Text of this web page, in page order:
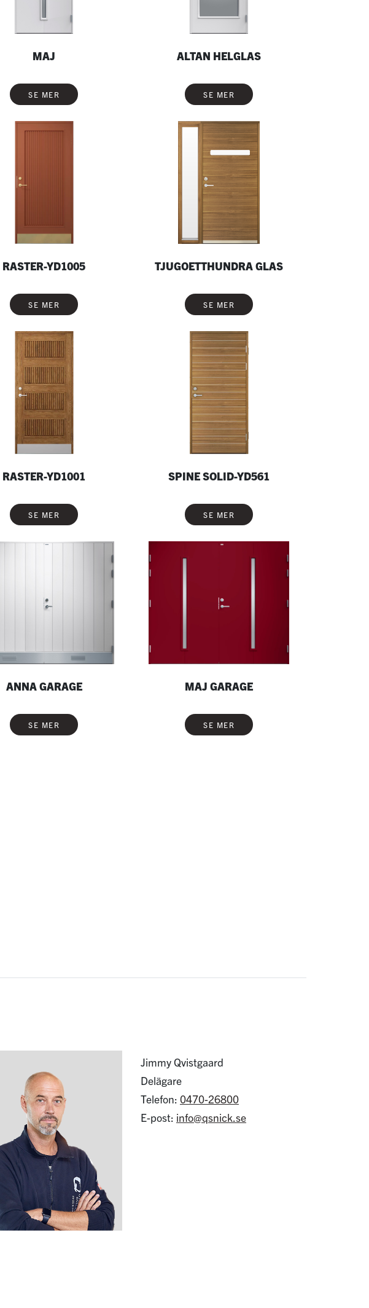
MAJ
SE MER
ALTAN HELGLAS
SE MER
RASTER-YD1005
SE MER
TJUGOETTHUNDRA GLAS
SE MER
RASTER-YD1001
SE MER
SPINE SOLID-YD561
SE MER
ANNA GARAGE
SE MER
MAJ GARAGE
SE MER
Jimmy Qvistgaard
Delägare
Telefon: 0470-26800
E-post: info@qsnick.se